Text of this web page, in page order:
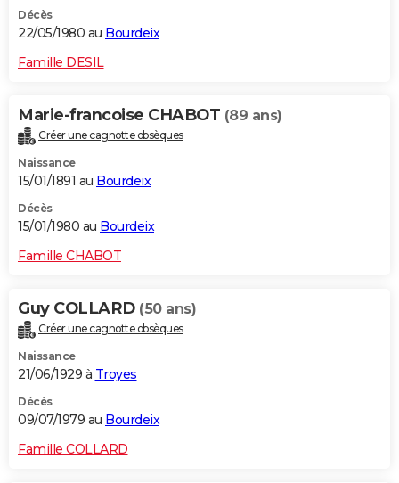
Décès
22/05/1980 au Bourdeix
Famille DESIL
Marie-francoise CHABOT (89 ans)
Créer une cagnotte obsèques
Naissance
15/01/1891 au Bourdeix
Décès
15/01/1980 au Bourdeix
Famille CHABOT
Guy COLLARD (50 ans)
Créer une cagnotte obsèques
Naissance
21/06/1929 à Troyes
Décès
09/07/1979 au Bourdeix
Famille COLLARD